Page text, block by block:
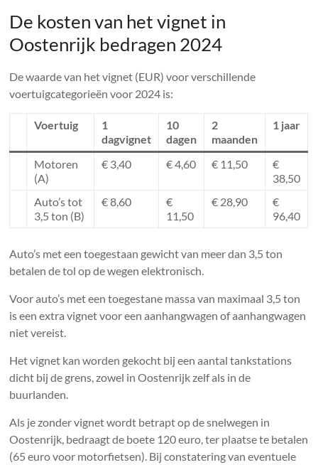
De kosten van het vignet in
Oostenrijk bedragen 2024
De waarde van het vignet (EUR) voor verschillende
voertuigcategorieën voor 2024 is:
Voertuig
1
dagvignet
10
dagen
2
maanden
1 jaar
Motoren
(A)
€ 3,40 € 4,60 € 11,50
€
38,50
Auto’s tot
3,5 ton (B)
€ 8,60
€
11,50
€ 28,90
€
96,40
Auto’s met een toegestaan ​​gewicht van meer dan 3,5 ton
betalen de tol op de wegen elektronisch.
Voor auto’s met een toegestane massa van maximaal 3,5 ton
is een extra vignet voor een aanhangwagen of aanhangwagen
niet vereist.
Het vignet kan worden gekocht bij een aantal tankstations
dicht bij de grens, zowel in Oostenrijk zelf als in de
buurlanden.
Als je zonder vignet wordt betrapt op de snelwegen in
Oostenrijk, bedraagt ​​de boete 120 euro, ter plaatse te betalen
(65 euro voor motorfietsen). Bij constatering van eventuele